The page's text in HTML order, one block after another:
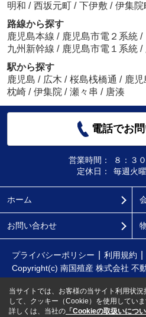
明和 / 西坂元町 / 下伊敷 / 伊集院
路線から探す
鹿児島本線 / 鹿児島市電２系統 /
九州新幹線 / 鹿児島市電１系統 /
駅から探す
鹿児島 / 広木 / 桜島桟橋通 / 鹿児
枕崎 / 伊集院 / 瀬々串 / 唐湊
電話でお
営業時間：
８：３
定休日：
毎週火
ホーム
お問い合わせ
プライバシーポリシー 利用規約
Copyright(c) 南国殖産 株式会社 不
当サイトでは、お客様の当サイト利用状
して、クッキー（Cookie）を使用していま
詳しくは、当社の 「Cookieの取扱いについ